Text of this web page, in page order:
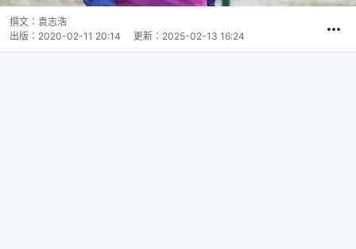
撰文： 袁志浩
出版： 2020-02-11 20:14 更新： 2025-02-13 16:24